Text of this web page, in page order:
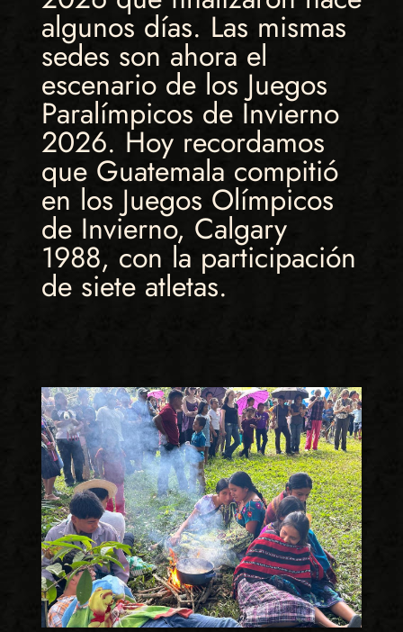
algunos días. Las mismas
sedes son ahora el
escenario de los Juegos
Paralímpicos de Invierno
2026. Hoy recordamos
que Guatemala compitió
en los Juegos Olímpicos
de Invierno, Calgary
1988, con la participación
de siete atletas.